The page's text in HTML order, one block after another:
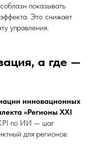
показывать
Это снижает
управления.
а где —
инновационных
«Регионы XXI
по ИИ — шаг
для регионов: